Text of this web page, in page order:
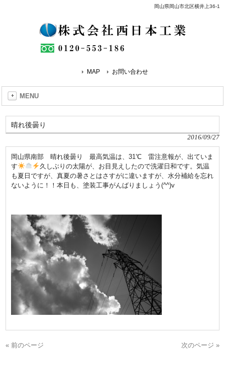
岡山県岡山市北区横井上36-1
MAP お問い合わせ
MENU
晴れ後曇り
2016/09/27
岡山県南部 晴れ後曇り 最高気温は、31℃ 雷注意報が、出ていま
す
久しぶりの太陽が、お目見えしたので洗濯日和です。気温
も夏日ですが、真夏の暑さとはさすがに違いますが、水分補給を忘れ
ないように！！本日も、塗装工事がんばりましょう(^^)v
« 前のページ 次のページ »